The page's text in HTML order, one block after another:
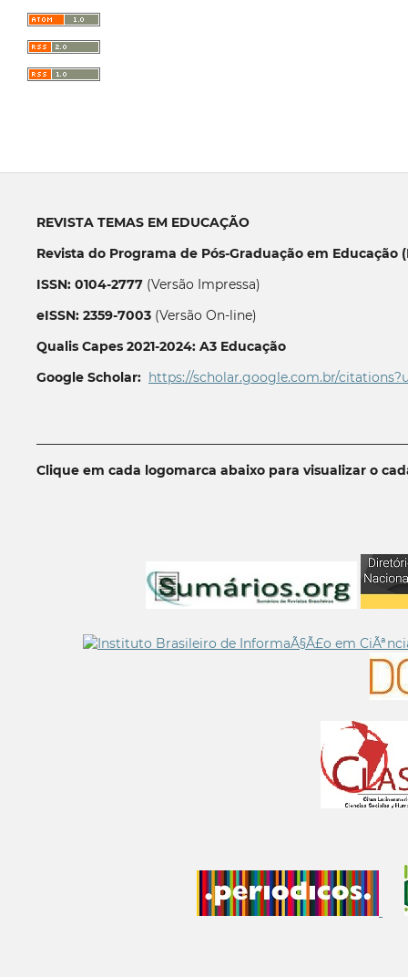
REVISTA TEMAS EM EDUCAÇÃO
Revista do Programa de Pós-Graduação em Educação
ISSN: 0104-2777(Versão Impressa)
eISSN: 2359-7003(Versão On-line)
Qualis Capes 2021-2024: A3 Educação
Google Scholar: https://scholar.google.com.br/
Clique em cada logomarca abaixo para visualizar o